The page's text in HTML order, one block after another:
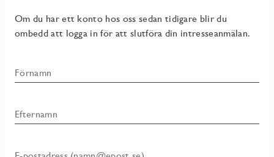
Om du har ett konto hos oss sedan tidigare blir du
ombedd att logga in för att slutföra din intresseanmälan.
Förnamn
Efternamn